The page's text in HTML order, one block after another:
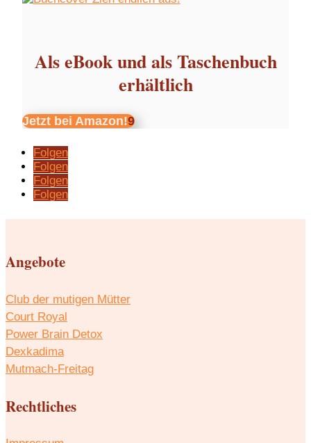
Als eBook und als Taschenbuch
erhältlich
Jetzt bei Amazon!
Folgen
Folgen
Folgen
Folgen
Angebote
Club der mutigen Mütter
Court Royal
Power Brain Detox
Dexkadima
Mutmach-Freitag
Rechtliches